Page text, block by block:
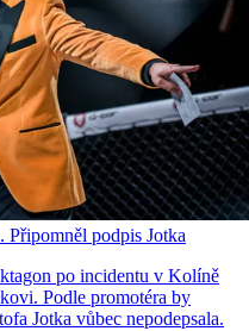
Připomněl podpis Jotka
po incidentu v Kolíně
Podle promotéra by
Jotka vůbec nepodepsala.